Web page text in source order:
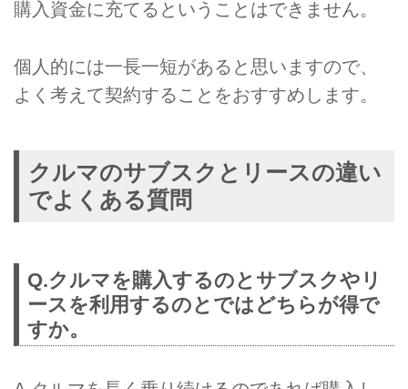
購入資金に充てるということはできません。
個人的には一長一短があると思いますので、
よく考えて契約することをおすすめします。
クルマのサブスクとリースの違い
でよくある質問
Q.クルマを購入するのとサブスクやリ
ースを利用するのとではどちらが得で
すか。